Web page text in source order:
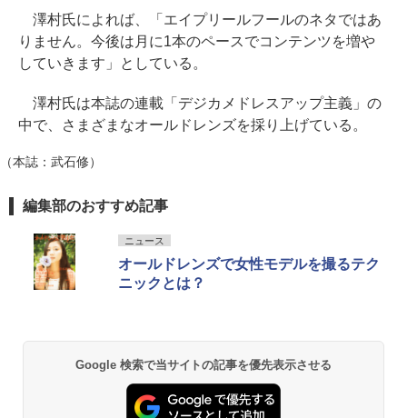
澤村氏によれば、「エイプリールフールのネタではあ
りません。今後は月に1本のペースでコンテンツを増や
していきます」としている。
澤村氏は本誌の連載「デジカメドレスアップ主義」の
中で、さまざまなオールドレンズを採り上げている。
（本誌：武石修）
編集部のおすすめ記事
ニュース
オールドレンズで女性モデルを撮るテク
ニックとは？
Google 検索で当サイトの記事を優先表示させる